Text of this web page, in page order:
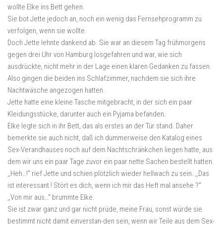
wollte Elke ins Bett gehen.
Sie bot Jette jedoch an, noch ein wenig das Fernsehprogramm zu
verfolgen, wenn sie wollte.
Doch Jette lehnte dankend ab. Sie war an diesem Tag frühmorgens
gegen drei Uhr von Hamburg losgefahren und war, wie sich
ausdrückte, nicht mehr in der Lage einen klaren Gedanken zu fassen.
Also gingen die beiden ins Schlafzimmer, nachdem sie sich ihre
Nachtwäsche angezogen hatten.
Jette hatte eine kleine Tasche mitgebracht, in der sich ein paar
Kleidungsstücke, darunter auch ein Pyjama befanden.
Elke legte sich in ihr Bett, das als erstes an der Tür stand. Daher
bemerkte sie auch nicht, daß ich dummerweise den Katalog eines
Sex-Verandhauses noch auf dem Nachtschränkchen liegen hatte, aus
dem wir uns ein paar Tage zuvor ein paar nette Sachen bestellt hatten.
,,Heh…!” rief Jette und schien plötzlich wieder hellwach zu sein. ,,Das
ist interessant ! Stört es dich, wenn ich mir das Heft mal ansehe ?”
,,Von mir aus…” brummte Elke.
Sie ist zwar ganz und gar nicht prüde, meine Frau, sonst würde sie
bestimmt nicht damit einverstan-den sein, wenn wir Teile aus dem Sex-